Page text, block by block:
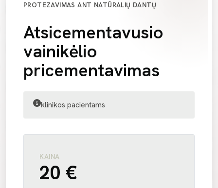
PROTEZAVIMAS ANT NATŪRALIŲ DANTŲ
Atsicementavusio
vainikėlio
pricementavimas
klinikos pacientams
KAINA
20 €